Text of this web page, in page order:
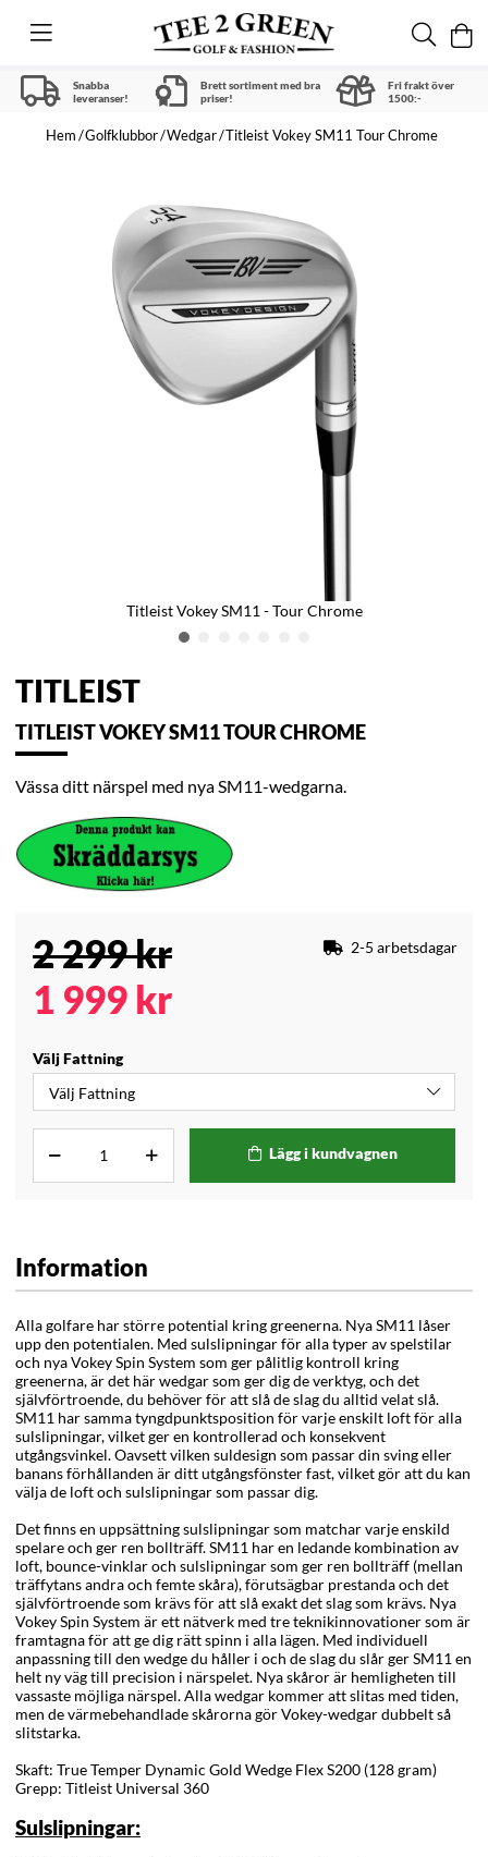
Snabba
leveranser!
Brett sortiment med bra
priser!
Fri frakt över
1500:-
Hem Golfklubbor Wedgar Titleist Vokey SM11 Tour Chrome
Titleist Vokey SM11 - Tour Chrome
TITLEIST
TITLEIST VOKEY SM11 TOUR CHROME
Vässa ditt närspel med nya SM11-wedgarna.
2 299kr
1 999 kr
2-5 arbetsdagar
Välj Fattning
Lägg i kundvagnen
Information
Alla golfare har större potential kring greenerna. Nya SM11 låser
upp den potentialen. Med sulslipningar för alla typer av spelstilar
och nya Vokey Spin System som ger pålitlig kontroll kring
greenerna, är det här wedgar som ger dig de verktyg, och det
självförtroende, du behöver för att slå de slag du alltid velat slå.
SM11 har samma tyngdpunktsposition för varje enskilt loft för alla
sulslipningar, vilket ger en kontrollerad och konsekvent
utgångsvinkel. Oavsett vilken suldesign som passar din sving eller
banans förhållanden är ditt utgångsfönster fast, vilket gör att du kan
välja de loft och sulslipningar som passar dig.
Det finns en uppsättning sulslipningar som matchar varje enskild
spelare och ger ren bollträff. SM11 har en ledande kombination av
loft, bounce-vinklar och sulslipningar som ger ren bollträff (mellan
träffytans andra och femte skåra), förutsägbar prestanda och det
självförtroende som krävs för att slå exakt det slag som krävs. Nya
Vokey Spin System är ett nätverk med tre teknikinnovationer som är
framtagna för att ge dig rätt spinn i alla lägen. Med individuell
anpassning till den wedge du håller i och de slag du slår ger SM11 en
helt ny väg till precision i närspelet. Nya skåror är hemligheten till
vassaste möjliga närspel. Alla wedgar kommer att slitas med tiden,
men de värmebehandlade skårorna gör Vokey-wedgar dubbelt så
slitstarka.
Skaft: True Temper Dynamic Gold Wedge Flex S200 (128 gram)
Grepp: Titleist Universal 360
Sulslipningar: